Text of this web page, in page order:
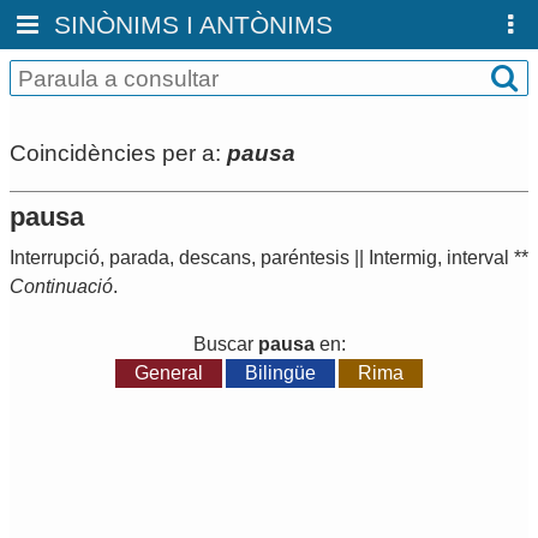
SINÒNIMS I ANTÒNIMS
Coincidències per a: pausa
pausa
Interrupció, parada, descans, paréntesis Intermig, interval **
Continuació.
Buscar pausaen:
General
Bilingüe Rima